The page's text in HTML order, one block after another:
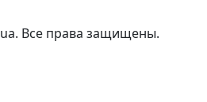
Все права защищены.